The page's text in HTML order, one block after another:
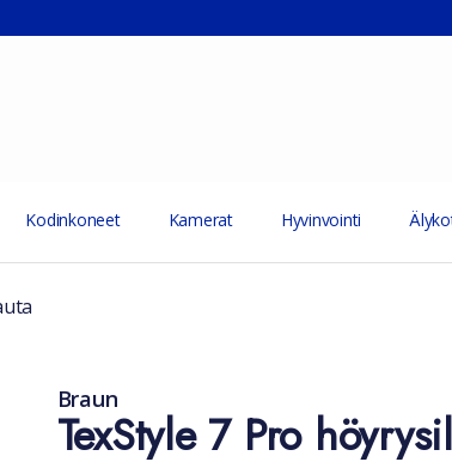
Kodinkoneet Kamerat Hyvinvointi
Braun
TexStyle 7 Pro